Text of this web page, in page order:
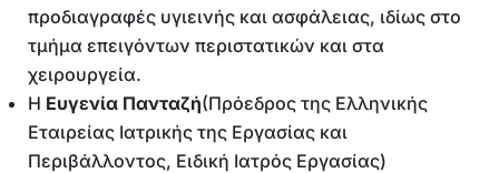
προδιαγραφές υγιεινής και ασφάλειας, ιδίως στο
τμήμα επειγόντων περιστατικών και στα
χειρουργεία.
Η Ευγενία Πανταζή(Πρόεδρος της Ελληνικής
Εταιρείας Ιατρικής της Εργασίας και
Περιβάλλοντος, Ειδική Ιατρός Εργασίας)